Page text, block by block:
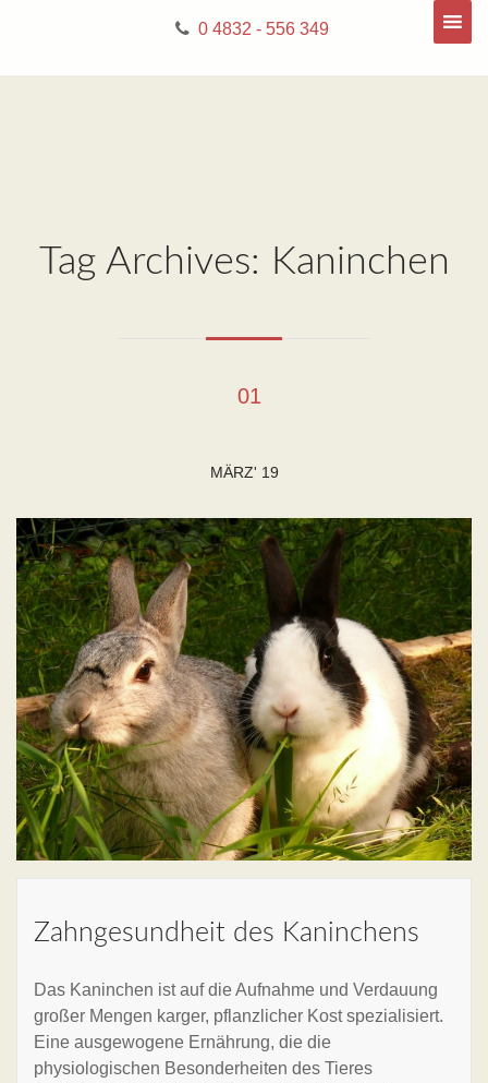
0 4832 - 556 349
Tag Archives: Kaninchen
01
MÄRZ' 19
Zahngesundheit des Kaninchens
Das Kaninchen ist auf die Aufnahme und Verdauung
großer Mengen karger, pflanzlicher Kost spezialisiert.
Eine ausgewogene Ernährung, die die
physiologischen Besonderheiten des Tieres